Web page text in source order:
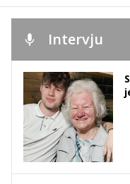
Intervju